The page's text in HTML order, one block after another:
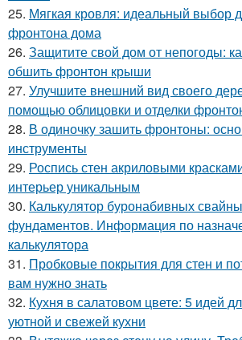
25. Мягкая кровля: идеальный выбор
фронтона дома
26. Защитите свой дом от непогоды:
обшить фронтон крыши
27. Улучшите внешний вид своего
помощью облицовки и отделки
28. В одиночку зашить фронтоны:
инструменты
29. Роспись стен акриловыми
интерьер уникальным
30. Калькулятор буронабивных
фундаментов. Информация по
калькулятора
31. Пробковые покрытия для стен и
вам нужно знать
32. Кухня в салатовом цвете: 5 идей
уютной и свежей кухни